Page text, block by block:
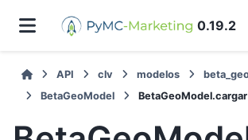
0.19.2
API clv modelos
BetaGeoModel
BetaGeoModel.cargar